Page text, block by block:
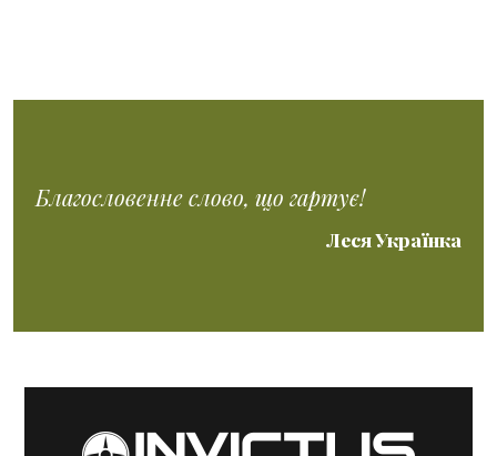
Благословенне слово, що гартує!
Леся Українка